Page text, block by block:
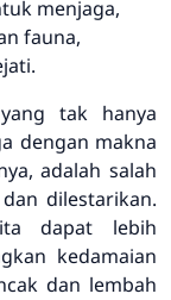
menjaga,
fauna,
tak hanya
dengan makna
adalah salah
dilestarikan.
dapat lebih
kedamaian
dan lembah